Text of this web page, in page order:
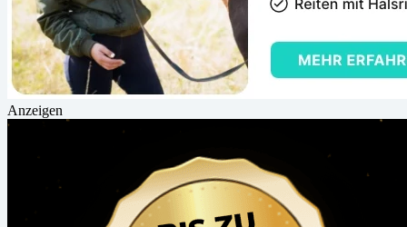
Anzeigen